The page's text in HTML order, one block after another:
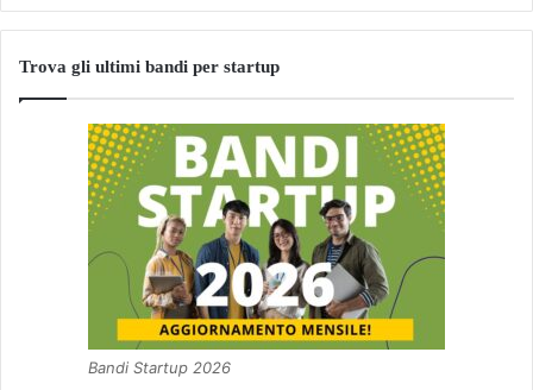
Trova gli ultimi bandi per startup
Bandi Startup 2026